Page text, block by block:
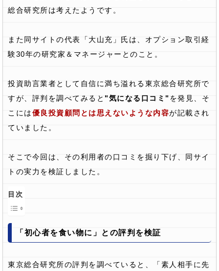
総合研究所は考えたようです。
また同サイトの代表「大山充」氏は、オプション取引経
験30年の研究家＆マネージャーとのこと。
投資助言業者として自信に満ち溢れる東京総合研究所で
すが、評判を調べてみると "気になる口コミ" を発見、そ
こには優良投資顧問とは思えないような内容が記載され
ていました。
そこで今回は、その利用者の口コミを掘り下げ、同サイ
トの実力を検証しました。
目次
「初心者を食い物に」との評判を検証
東京総合研究所の評判を調べていると、「素人相手に先